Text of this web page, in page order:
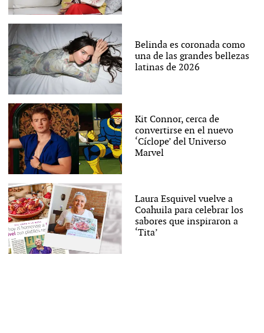
Belinda es coronada como
una de las grandes bellezas
latinas de 2026
Kit Connor, cerca de
convertirse en el nuevo
‘Cíclope’ del Universo
Marvel
Laura Esquivel vuelve a
Coahuila para celebrar los
sabores que inspiraron a
‘Tita’